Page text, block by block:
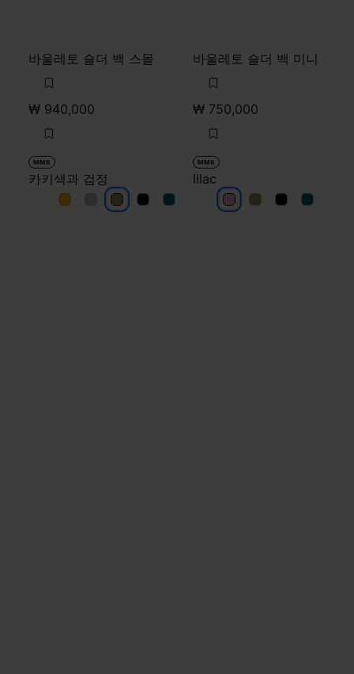
바울레토 숄더 백 스몰
₩ 940,000
MM6
카키색과 검정
카키색과 검정
카키색과 검정
카키색과 검정
카키색과 검정
카키색과 검정
바울레토 숄더 백 미니
₩ 750,000
MM6
lilac
lilac lilac lilac lilac